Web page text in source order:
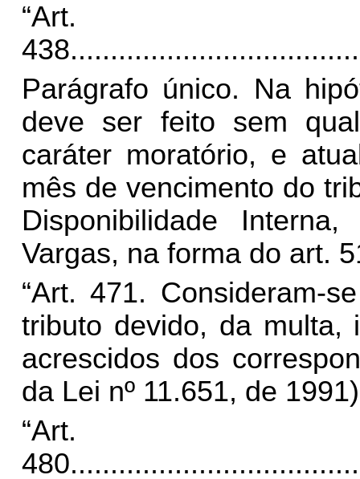
“Art.
438.
Parágrafo único. Na
deve ser feito sem
caráter moratório, e
mês de vencimento do
Disponibilidade
Vargas, na forma do art.
“Art. 471. Consideram-
tributo devido, da multa,
acrescidos dos
da Lei nº 11.651, de
“Art.
480.